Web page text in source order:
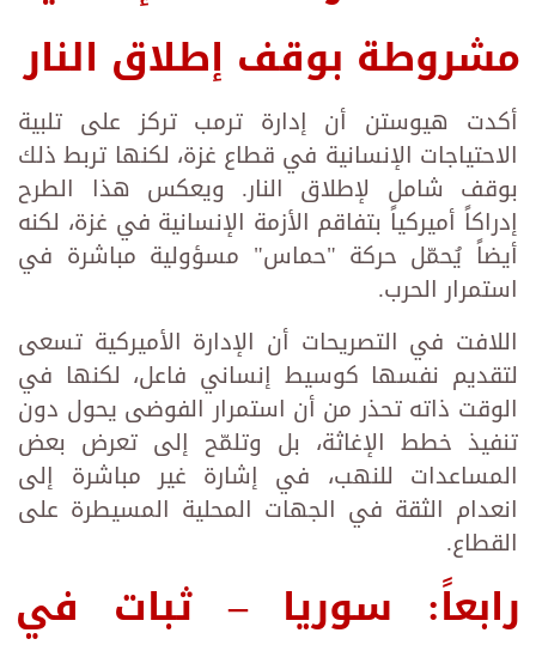
مشروطة بوقف إطلاق النار
أكدت هيوستن أن إدارة ترمب تركز على تلبية
الاحتياجات الإنسانية في قطاع غزة، لكنها تربط ذلك
بوقف شامل لإطلاق النار. ويعكس هذا الطرح
إدراكاً أميركياً بتفاقم الأزمة الإنسانية في غزة، لكنه
أيضاً يُحمّل حركة "حماس" مسؤولية مباشرة في
استمرار الحرب.
اللافت في التصريحات أن الإدارة الأميركية تسعى
لتقديم نفسها كوسيط إنساني فاعل، لكنها في
الوقت ذاته تحذر من أن استمرار الفوضى يحول دون
تنفيذ خطط الإغاثة، بل وتلمّح إلى تعرض بعض
المساعدات للنهب، في إشارة غير مباشرة إلى
انعدام الثقة في الجهات المحلية المسيطرة على
القطاع.
رابعاً: سوريا – ثبات في